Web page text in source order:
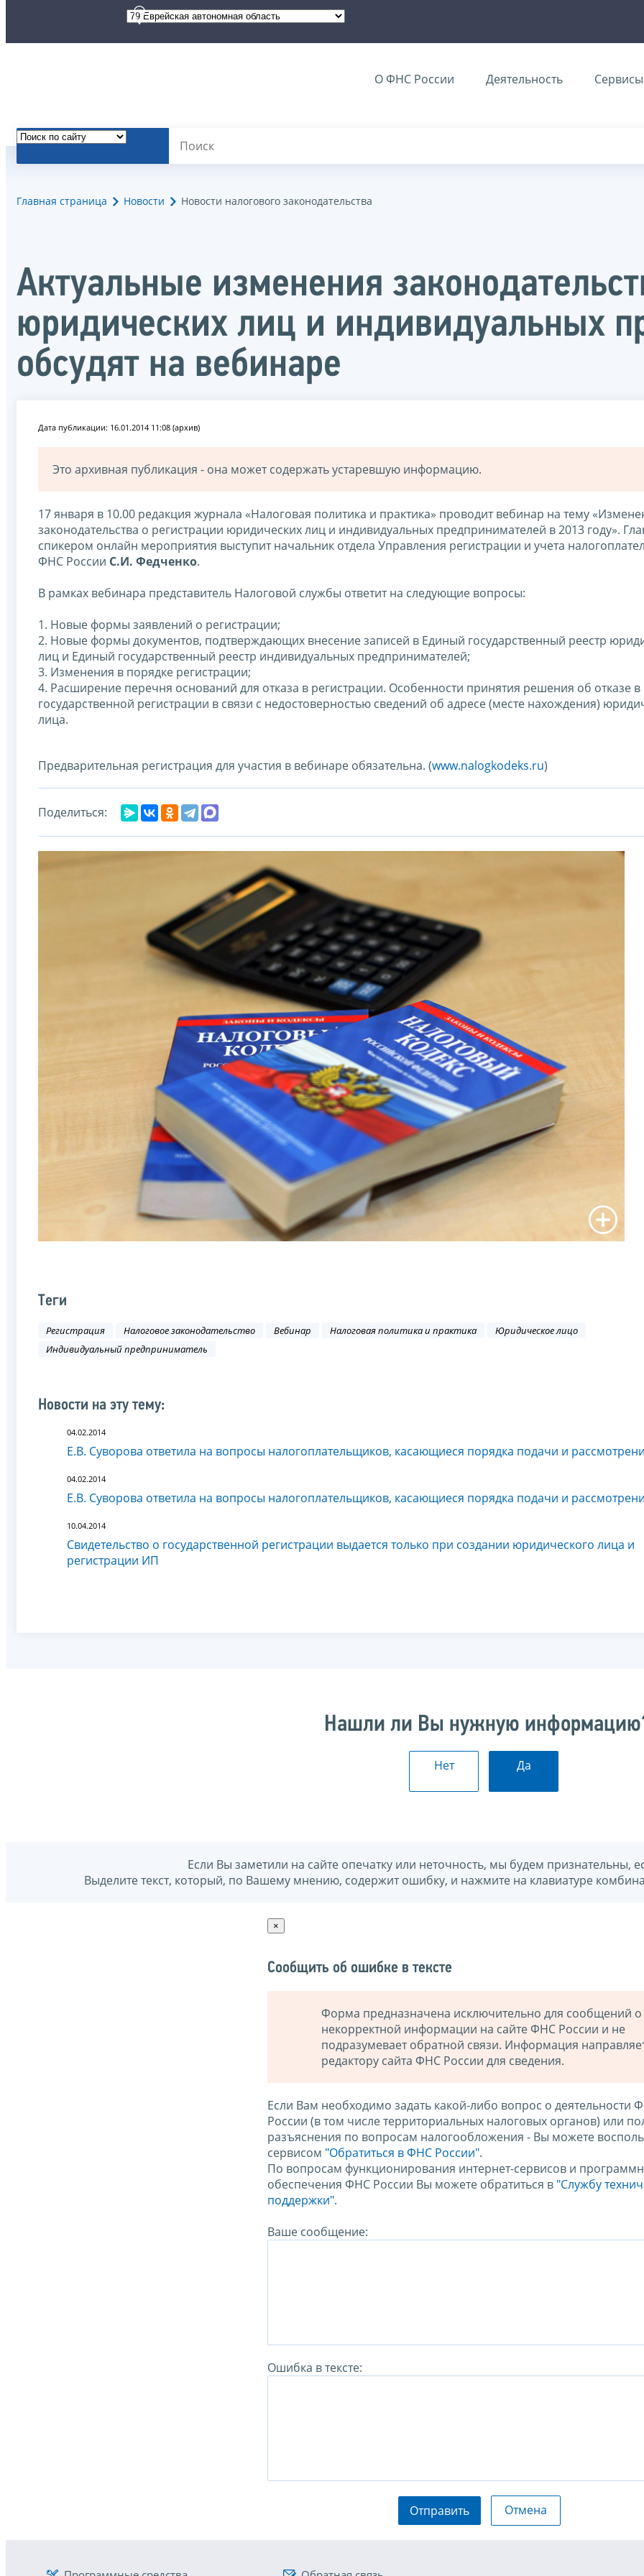
О ФНС России Деятельность Сервисы
Главная страница Новости Новости налогового законодательства
Актуальные изменения
юридических лиц и индивидуальных
обсудят на вебинаре
Дата публикации: 16.01.2014 11:08 (архив)
Это архивная публикация - она может содержать устаревшую информацию.
17 января в 10.00 редакция журнала «Налоговая политика и практика» проводит вебинар на тему
законодательства о регистрации юридических лиц и индивидуальных предпринимателей в 2013 году».
спикером онлайн мероприятия выступит начальник отдела Управления регистрации и учета
ФНС России С.И. Федченко.
В рамках вебинара представитель Налоговой службы ответит на следующие вопросы:
1. Новые формы заявлений о регистрации;
2. Новые формы документов, подтверждающих внесение записей в Единый государственный реестр
лиц и Единый государственный реестр индивидуальных предпринимателей;
3. Изменения в порядке регистрации;
4. Расширение перечня оснований для отказа в регистрации. Особенности принятия решения об отказе в
государственной регистрации в связи с недостоверностью сведений об адресе (месте нахождения)
лица.
Предварительная регистрация для участия в вебинаре обязательна. (www.nalogkodeks.ru)
Поделиться:
Теги
Регистрация Налоговое законодательство Вебинар Налоговая политика и практика
Юридическое лицо
Индивидуальный предприниматель
Новости на эту тему:
04.02.2014
Е.В. Суворова ответила на вопросы налогоплательщиков, касающиеся порядка подачи и
04.02.2014
Е.В. Суворова ответила на вопросы налогоплательщиков, касающиеся порядка подачи и
10.04.2014
Свидетельство о государственной регистрации выдается только при создании юридического лица и
регистрации ИП
Нашли ли Вы нужную
Нет Да
Если Вы заметили на сайте опечатку или неточность, мы будем признательны,
Выделите текст, который, по Вашему мнению, содержит ошибку, и нажмите на клавиатуре
×
Сообщить об ошибке в тексте
Форма предназначена исключительно для сообщений о
некорректной информации на сайте ФНС России и не
подразумевает обратной связи. Информация
редактору сайта ФНС России для сведения.
Если Вам необходимо задать какой-либо вопрос о деятельности
России (в том числе территориальных налоговых органов) или
разъяснения по вопросам налогообложения - Вы можете
сервисом "Обратиться в ФНС России".
По вопросам функционирования интернет-сервисов и
обеспечения ФНС России Вы можете обратиться в "Службу
поддержки".
Ваше сообщение:
Ошибка в тексте:
Отправить Отмена